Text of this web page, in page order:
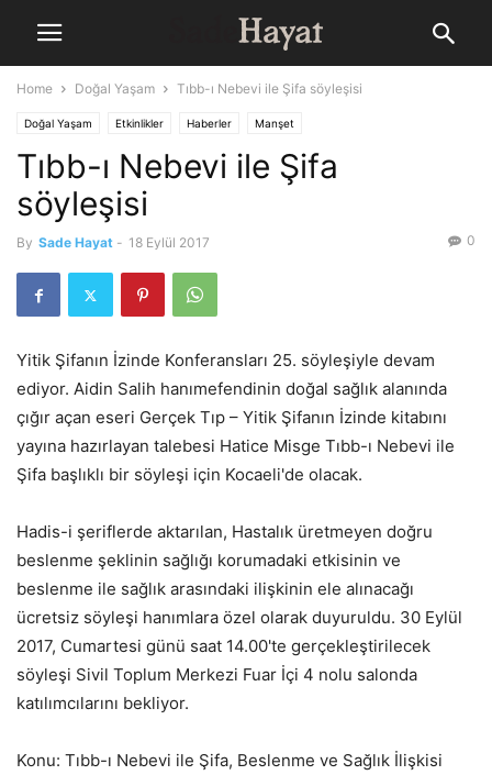
Home Doğal Yaşam Tıbb-ı Nebevi ile Şifa söyleşisi
Doğal Yaşam Etkinlikler Haberler Manşet
Tıbb-ı Nebevi ile Şifa
söyleşisi
By Sade Hayat - 18 Eylül 2017 0
Yitik Şifanın İzinde Konferansları 25. söyleşiyle devam
ediyor. Aidin Salih hanımefendinin doğal sağlık alanında
çığır açan eseri Gerçek Tıp – Yitik Şifanın İzinde kitabını
yayına hazırlayan talebesi Hatice Misge Tıbb-ı Nebevi ile
Şifa başlıklı bir söyleşi için Kocaeli'de olacak.
Hadis-i şeriflerde aktarılan, Hastalık üretmeyen doğru
beslenme şeklinin sağlığı korumadaki etkisinin ve
beslenme ile sağlık arasındaki ilişkinin ele alınacağı
ücretsiz söyleşi hanımlara özel olarak duyuruldu. 30 Eylül
2017, Cumartesi günü saat 14.00'te gerçekleştirilecek
söyleşi Sivil Toplum Merkezi Fuar İçi 4 nolu salonda
katılımcılarını bekliyor.
Konu: Tıbb-ı Nebevi ile Şifa, Beslenme ve Sağlık İlişkisi